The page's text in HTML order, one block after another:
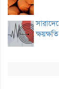
ক্ষয়ক্ষতি